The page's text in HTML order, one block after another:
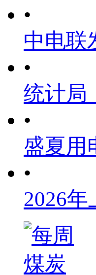
•
中电联
•
统计局
•
盛夏用
•
2026